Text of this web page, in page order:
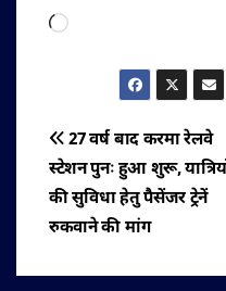
Loading…
पोस्ट
नेविगेशन
27 वर्ष बाद करमा रेलवे
स्टेशन पुनः हुआ शुरू,
की सुविधा हेतु पैसेंजर ट्रेनें
रुकवाने की मांग